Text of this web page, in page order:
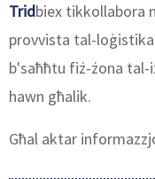
Tridbiex tikkollabora
provvista tal-
b'saħħtu fiż-żona tal-
hawn għalik.
Għal aktar